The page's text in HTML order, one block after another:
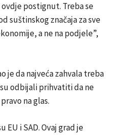
postignut. Treba se
suštinskog značaja za sve
a ne na podjele”,
je da najveća zahvala treba
odbijali prihvatiti da ne
na glas.
EU i SAD. Ovaj grad je